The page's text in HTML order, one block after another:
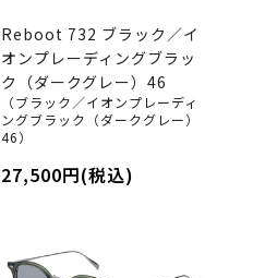
Reboot 732 ブラック／イ
オンプレーディングブラッ
ク（ダークグレー）46
（ブラック／イオンプレーディ
ングブラック（ダークグレー）
46）
27,500円(税込)